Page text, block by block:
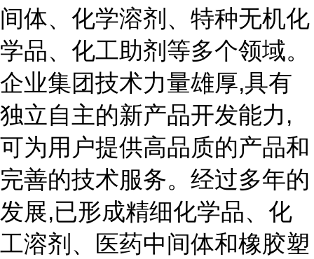
间体、化学溶剂、特种无机化
学品、化工助剂等多个领域。
企业集团技术力量雄厚,具有
独立自主的新产品开发能力,
可为用户提供高品质的产品和
完善的技术服务。经过多年的
发展,已形成精细化学品、化
工溶剂、医药中间体和橡胶塑